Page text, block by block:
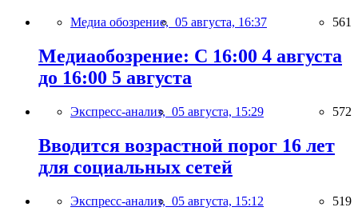
Медиа обозрение, 05 августа, 16:37 561
Медиаобозрение: С 16:00 4 августа
до 16:00 5 августа
Экспресс-анализ, 05 августа, 15:29 572
Вводится возрастной порог 16 лет
для социальных сетей
Экспресс-анализ, 05 августа, 15:12 519